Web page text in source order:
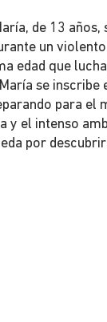
de 13
un
edad que
se inscribe
para el
y el intenso
por